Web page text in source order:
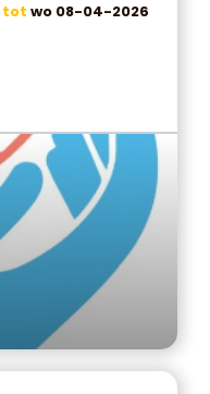
tot wo 08-04-2026